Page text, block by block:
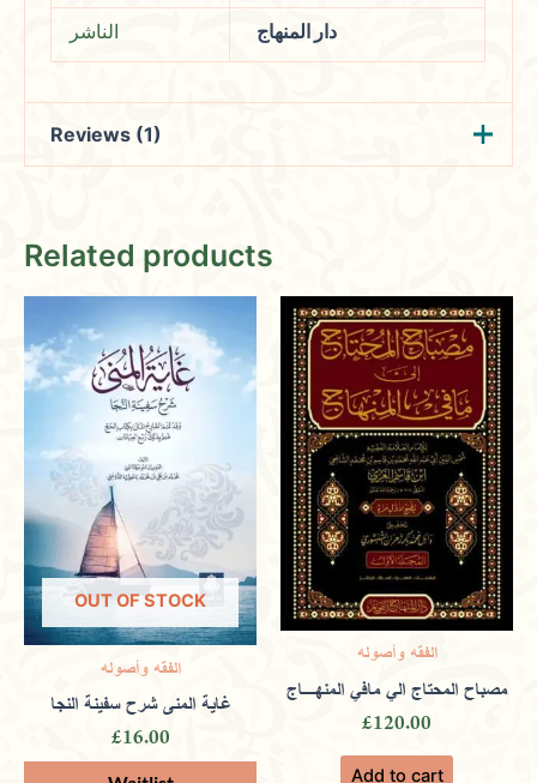
الناشر دار المنهاج
Reviews (1)
Rated
out of 5
29, 2024
A bookstore that stands as a pillar of the
community, promoting interfaith
understanding and spiritual growth.
Only logged in customers who have purchased this
product may leave a review.
Related products
OUT OF STOCK
الفقه وأصوله
غاية المنى شرح سفينة النجا
£16.00
الفقه وأصوله
مصباح المحتاج الي مافي المنهـاج
£120.00
Add to cart